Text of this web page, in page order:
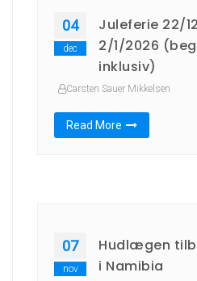
04
dec
Juleferie 22/
2/1/2026
inklusiv)
Carsten Sauer Mikkelsen
Read More
07
nov
Hudlægen
i Namibia